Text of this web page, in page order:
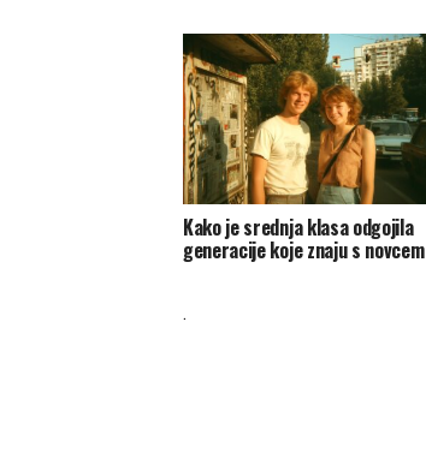
Kako je srednja klasa odgojila
generacije koje znaju s novcem
.